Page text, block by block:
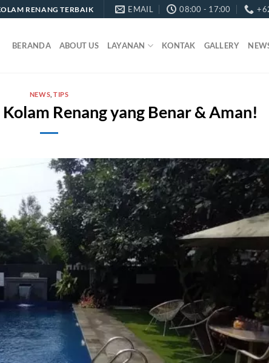
RENANG TERBAIK EMAIL 08:00 - 17:00
BERANDA ABOUT US LAYANAN KONTAK GALLERY
NEWS ,TIPS
Renang yang Benar & Aman!